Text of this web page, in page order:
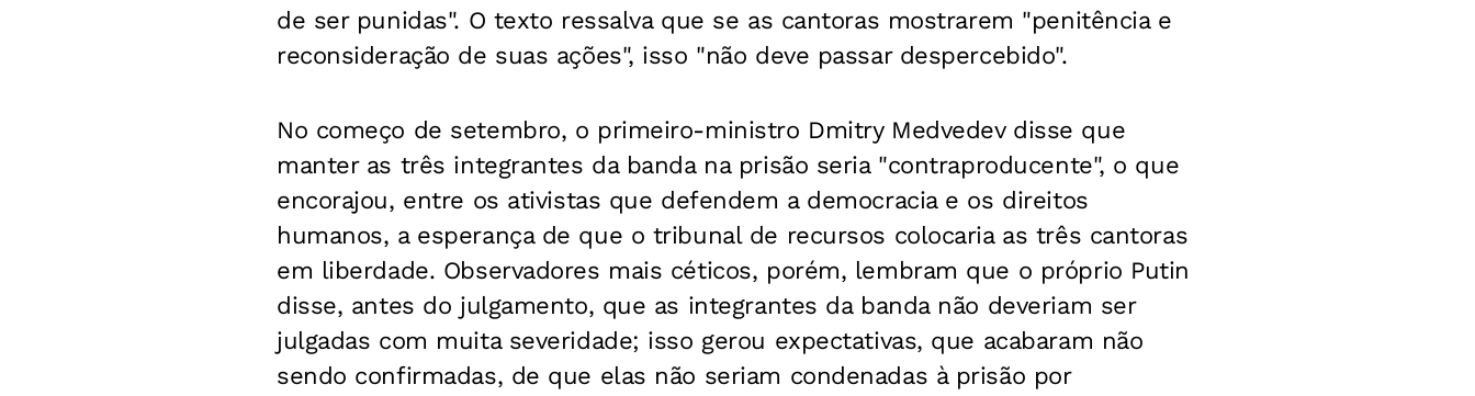
de ser punidas". O texto ressalva que se as cantoras mostrarem "penitência e
reconsideração de suas ações", isso "não deve passar despercebido".
No começo de setembro, o primeiro-ministro Dmitry Medvedev disse que
manter as três integrantes da banda na prisão seria "contraproducente", o que
encorajou, entre os ativistas que defendem a democracia e os direitos
humanos, a esperança de que o tribunal de recursos colocaria as três cantoras
em liberdade. Observadores mais céticos, porém, lembram que o próprio Putin
disse, antes do julgamento, que as integrantes da banda não deveriam ser
julgadas com muita severidade; isso gerou expectativas, que acabaram não
sendo confirmadas, de que elas não seriam condenadas à prisão por